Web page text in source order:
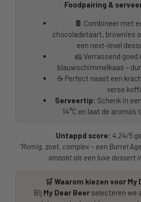
Foodpairing &
🍫 Combineer met
chocoladetaart, brownies
een next-level
🧀 Verrassend
blauwschimmelkaas –
☕ Perfect naast een
verse
Serveertip: Schenk in
14°C en laat de
Untappd score: 4.24/5
“Romig, zoet, complex – een Barrel
smaakt als een luxe dessert
🛒 Waarom kiezen voor My
Bij My Dear Beer selecteren we